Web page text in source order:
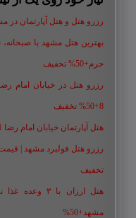
رزرو هتل و هتل آپارتمان در
بهترین هتل مشهد با
حرم+50% تخفیف
8+50% تخفیف
هتل آپارتمان خیابان امام رضا 1، 2، 3، 5،8 ،16 | تا 90 % تخفیف
تخفیف
هتل ارزان با
مشهد+50%